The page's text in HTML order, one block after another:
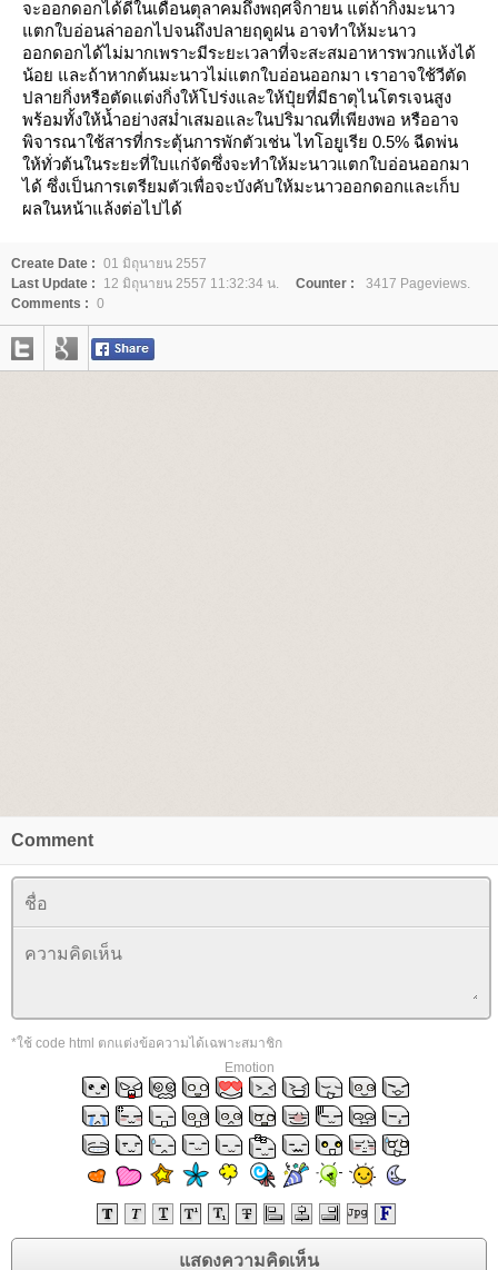
จะออกดอกได้ดีในเดือนตุลาคมถึงพฤศจิกายน แต่ถ้ากิ่งมะนาว
ตกใบอ่อนล่าออกไปจนถึงปลายฤดูฝน อาจทำให้มะนาว
ออกดอกได้ไม่มากเพราะมีระยะเวลาที่จะสะสมอาหารพวกแห้งได้
น้อย และถ้าหากต้นมะนาวไม่แตกใบอ่อนออกมา เราอาจใช้วีตัด
ปลายกิ่งหรือตัดแต่งกิ่งให้โปร่งและให้ปุ๋ยที่มีธาตุไนโตรเจนสูง
พร้อมทั้งให้น้ำอย่างสม่ำเสมอและในปริมาณที่เพียงพอ หรืออาจ
พิจารณาใช้สารที่กระตุ้นการพักตัวเช่น ไทโอยูเรีย 0.5% ฉีดพ่น
ห้ทั่วต้นในระยะที่ใบแก่จัดซึ่งจะทำให้มะนาวแตกใบอ่อนออกมา
ได้ ซึ่งเป็นการเตรียมตัวเพื่อจะบังคับให้มะนาวออกดอกและเก็บ
ผลในหน้าแล้งต่อไปได้
Create Date : 01 มิถุนายน 2557
Last Update :
12 มิถุนายน 2557 11:32:34 น. Counter :
3417 Pageviews.
Comments : 0
Comment
*ใช้ code html ตกแต่งข้อความได้เฉพาะสมาชิก
Emotion